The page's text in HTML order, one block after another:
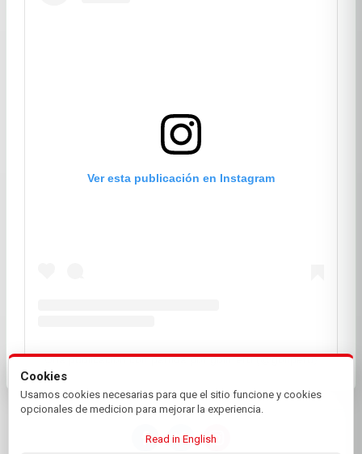
Ver esta publicación en Instagram
Una publicación compartida por golfPerú (@golfperu)
Cookies
Usamos cookies necesarias para que el sitio funcione y cookies
opcionales de medicion para mejorar la experiencia.
Read in English